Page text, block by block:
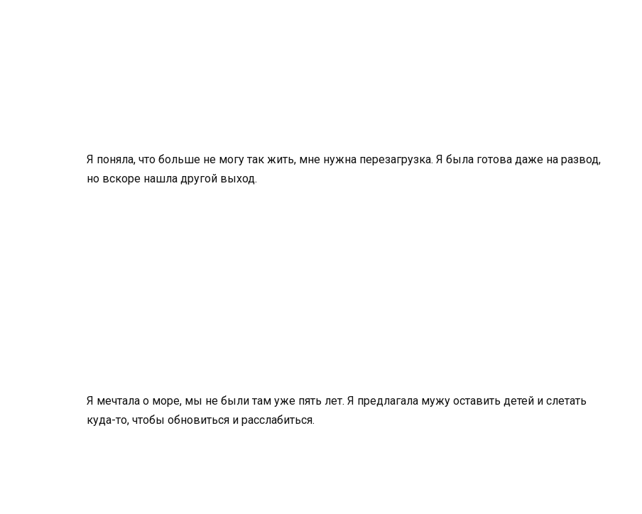
Я поняла, что больше не могу так жить, мне нужна перезагрузка. Я была готова даже на развод,
но вскоре нашла другой выход.
Я мечтала о море, мы не были там уже пять лет. Я предлагала мужу оставить детей и слетать
куда-то, чтобы обновиться и расслабиться.